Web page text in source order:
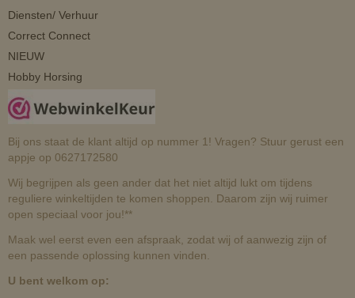
Diensten/ Verhuur
Correct Connect
NIEUW
Hobby Horsing
Bij ons staat de klant altijd op nummer 1! Vragen? Stuur gerust een
appje op 0627172580
Wij begrijpen als geen ander dat het niet altijd lukt om tijdens
reguliere winkeltijden te komen shoppen. Daarom zijn wij ruimer
open speciaal voor jou!**
Maak wel eerst even een afspraak, zodat wij of aanwezig zijn of
een passende oplossing kunnen vinden.
U bent welkom op: